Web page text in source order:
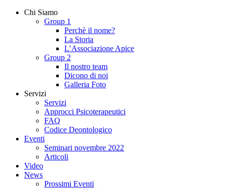
Chi Siamo
Group 1
Perchè il nome?
La Storia
L’Associazione Apice
Group 2
Il nostro team
Dicono di noi
Galleria Foto
Servizi
Servizi
Approcci Psicoterapeutici
FAQ
Codice Deontologico
Eventi
Seminari novembre 2022
Articoli
Video
News
Prossimi Eventi